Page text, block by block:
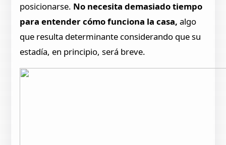
posicionarse. No necesita demasiado tiempo
para entender cómo funciona la casa,algo
que resulta determinante considerando que su
estadía, en principio, será breve.